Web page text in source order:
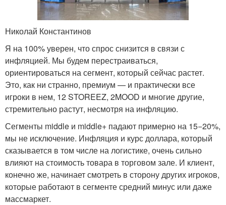
Николай Константинов
Я на 100% уверен, что спрос снизится в связи с
инфляцией. Мы будем перестраиваться,
ориентироваться на сегмент, который сейчас растет.
Это, как ни странно, премиум — и практически все
игроки в нем, 12 STOREEZ, 2MOOD и многие другие,
стремительно растут, несмотря на инфляцию.
Сегменты middle и middle+ падают примерно на 15−20%,
мы не исключение. Инфляция и курс доллара, который
сказывается в том числе на логистике, очень сильно
влияют на стоимость товара в торговом зале. И клиент,
конечно же, начинает смотреть в сторону других игроков,
которые работают в сегменте средний минус или даже
массмаркет.